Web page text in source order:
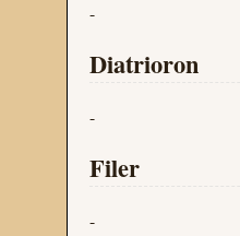
-
Diatrioron
-
Filer
-